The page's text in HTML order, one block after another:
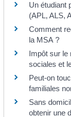
Un étudiant
(APL, ALS,
Comment
la MSA ?
Impôt sur le
sociales et
Peut-on
familiales
Sans
obtenir une